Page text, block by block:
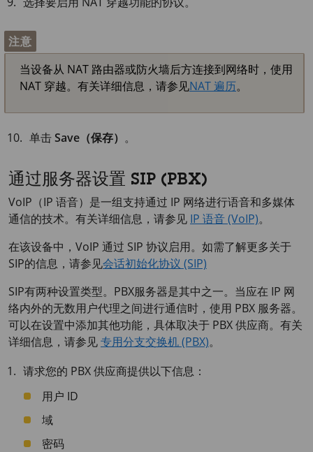
注意
当设备从 NAT 路由器或防火墙后方连接到网络时，使用
NAT 穿越。有关详细信息，请参见NAT 遍历。
单击Save（保存） 。
通过服务器设置 SIP (PBX)
VoIP（IP 语音）是一组支持通过 IP 网络进行语音和多媒体
通信的技术。有关详细信息，请参见 IP 语音 (VoIP)。
在该设备中，VoIP 通过 SIP 协议启用。如需了解更多关于
SIP的信息，请参见会话初始化协议 (SIP)
SIP有两种设置类型。PBX服务器是其中之一。当应在 IP 网
络内外的无数用户代理之间进行通信时，使用 PBX 服务器。
可以在设置中添加其他功能，具体取决于 PBX 供应商。有关
详细信息，请参见专用分支交换机 (PBX)。
请求您的 PBX 供应商提供以下信息：
用户 ID
域
密码